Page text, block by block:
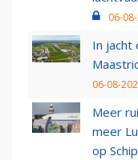
06-
In jacht
06-08-
Meer
meer
op